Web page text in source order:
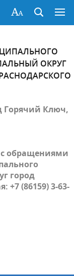
ОКРУГ
Горячий Ключ,
с обращениями
город
+7 (86159) 3-63-